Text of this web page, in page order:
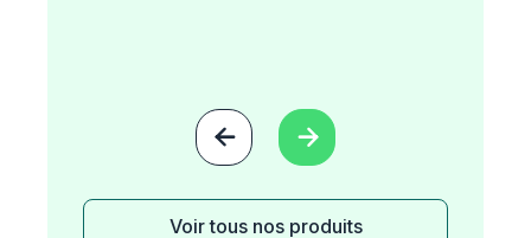
 
Voir tous nos produits